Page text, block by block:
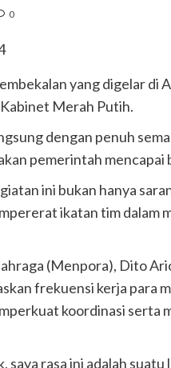
0
yang digelar di
Merah Putih.
dengan penuh
pemerintah
ini bukan hanya
ikatan tim dalam
(Menpora), Dito
frekuensi kerja para
koordinasi serta
saya rasa ini adalah